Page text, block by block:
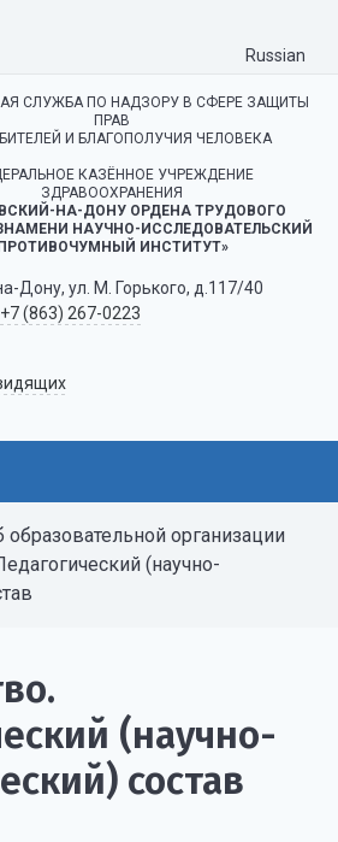
Russian
СЛУЖБА ПО НАДЗОРУ В СФЕРЕ ЗАЩИТЫ
ПРАВ
И БЛАГОПОЛУЧИЯ ЧЕЛОВЕКА
КАЗЁННОЕ УЧРЕЖДЕНИЕ
ЗДРАВООХРАНЕНИЯ
НА-ДОНУ ОРДЕНА ТРУДОВОГО
НАУЧНО-ИССЛЕДОВАТЕЛЬСКИЙ
ПРОТИВОЧУМНЫЙ ИНСТИТУТ»
Дону, ул. М. Горького, д.117/40
+7 (863) 267-0223
организации
(научно-
(научно-
состав